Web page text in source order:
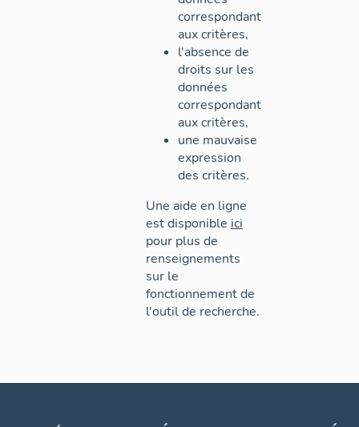
correspondant
aux critères,
l'absence de
droits sur les
données
correspondant
aux critères,
une mauvaise
expression
des critères.
Une aide en ligne
est disponible ici
pour plus de
renseignements
sur le
fonctionnement de
l'outil de recherche.